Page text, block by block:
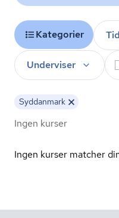
Kategorier
Underviser
Syddanmark
Ingen kurser
Ingen kurser matcher